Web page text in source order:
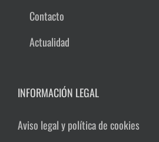
Contacto
Actualidad
INFORMACIÓN LEGAL
Aviso legal y política de cookies